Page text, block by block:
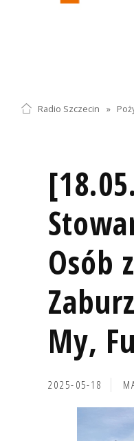
Radio Szczecin »
Osób
My,
2025-05-18